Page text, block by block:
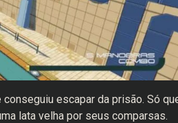
escapar da prisão. Só
lata velha por seus comparsas.